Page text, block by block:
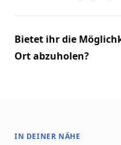
Bietet ihr die
Ort abzuholen?
IN DEINER NÄHE